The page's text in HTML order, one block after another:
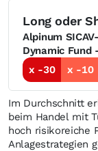
Long oder
Alpinum
Dynamic Fund
x -30
x -10
Im Durchschnitt
beim Handel mit
hoch risikoreiche
Anlagestrategien